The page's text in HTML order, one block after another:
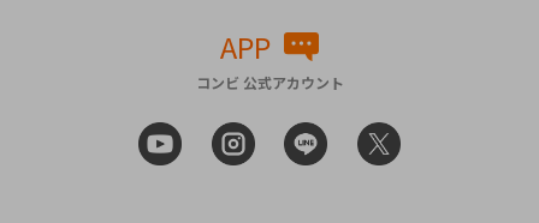
APP
コンビ 公式アカウント